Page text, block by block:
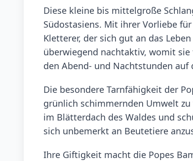
Diese kleine bis mittelgroße
Südostasiens. Mit ihrer Vorliebe
Kletterer, der sich gut an das
überwiegend nachtaktiv, womit
den Abend- und Nachtstunden auf
Die besondere Tarnfähigkeit der
grünlich schimmernden Umwelt
im Blätterdach des Waldes und
sich unbemerkt an Beutetiere
Ihre Giftigkeit macht die Popes